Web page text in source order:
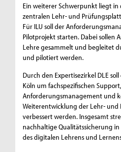
Ein weiterer Schwerpunkt liegt
zentralen Lehr- und
Für ILU soll der
Pilotprojekt starten. Dabei sollen
Lehre gesammelt und begleitet
und pilotiert werden.
Durch den Expertisezirkel DLE
Köln um fachspezifischen
Anforderungsmanagement und
Weiterentwicklung der Lehr-
verbessert werden. Insgesamt
nachhaltige Qualitätssicherung
des digitalen Lehrens und